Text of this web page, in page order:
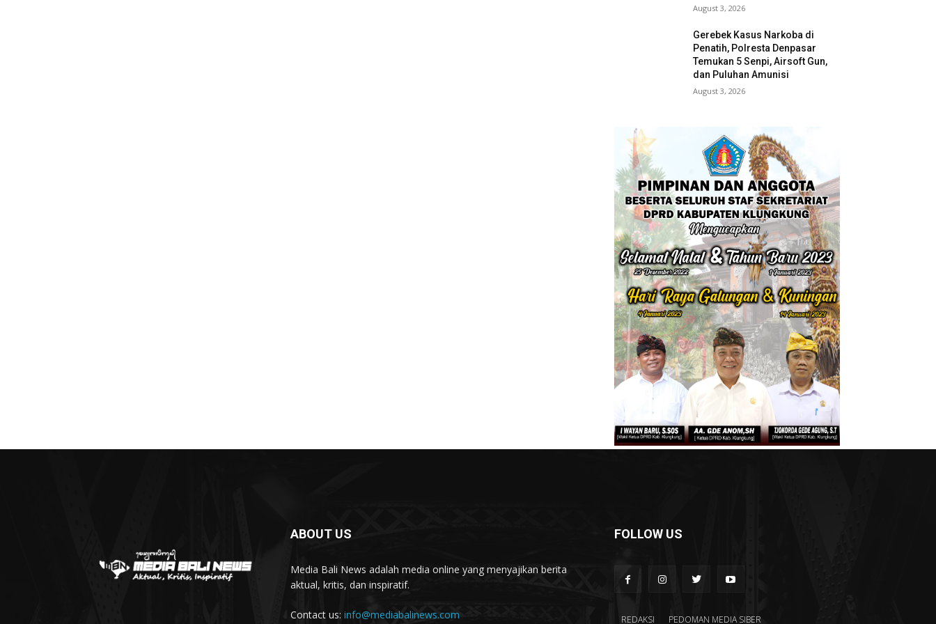
August 3, 2026
Gerebek Kasus Narkoba di
Penatih, Polresta Denpasar
Temukan 5 Senpi, Airsoft Gun,
dan Puluhan Amunisi
August 3, 2026
ABOUT US
Media Bali News adalah media online yang menyajikan berita
aktual, kritis, dan inspiratif.
Contact us: info@mediabalinews.com
FOLLOW US
REDAKSI PEDOMAN MEDIA SIBER